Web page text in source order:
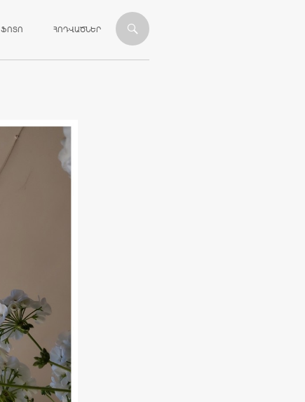
ՖՈՏՈ ՀՈԴՎԱԾՆԵՐ